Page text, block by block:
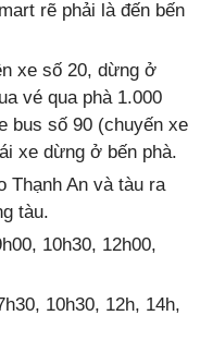
rẽ phải là đến bến
xe số 20, dừng ở
vé qua phà 1.000
bus số 90 (chuyến xe
xe dừng ở bến phà.
Thạnh An và tàu ra
tàu.
10h30, 12h00,
10h30, 12h, 14h,